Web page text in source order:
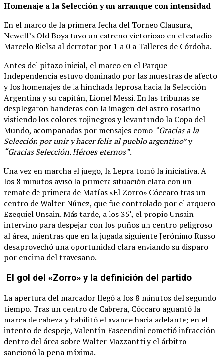
Homenaje a la Selección y un arranque con intensidad
En el marco de la primera fecha del Torneo Clausura,
Newell’s Old Boys tuvo un estreno victorioso en el estadio
Marcelo Bielsa al derrotar por 1 a 0 a Talleres de Córdoba.
Antes del pitazo inicial, el marco en el Parque
Independencia estuvo dominado por las muestras de afecto
y los homenajes de la hinchada leprosa hacia la Selección
Argentina y su capitán, Lionel Messi. En las tribunas se
desplegaron banderas con la imagen del astro rosarino
vistiendo los colores rojinegros y levantando la Copa del
Mundo, acompañadas por mensajes como “Gracias a la
Selección por unir y hacer feliz al pueblo argentino”y
“Gracias Selección. Héroes eternos”.
Una vez en marcha el juego, la Lepra tomó la iniciativa. A
los 8 minutos avisó la primera situación clara con un
remate de primera de Matías «El Zorro» Cóccaro tras un
centro de Walter Núñez, que fue controlado por el arquero
Ezequiel Unsain. Más tarde, a los 35′, el propio Unsain
intervino para despejar con los puños un centro peligroso
al área, mientras que en la jugada siguiente Jerónimo Russo
desaprovechó una oportunidad clara enviando su disparo
por encima del travesaño.
El gol del «Zorro» y la definición del partido
La apertura del marcador llegó a los 8 minutos del segundo
tiempo. Tras un centro de Cabrera, Cóccaro aguantó la
marca de cabeza y habilitó el avance hacia adelante; en el
intento de despeje, Valentín Fascendini cometió infracción
dentro del área sobre Walter Mazzantti y el árbitro
sancionó la pena máxima.